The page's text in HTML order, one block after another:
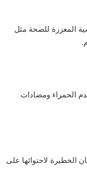
المعززة للصحة مثل
الحمراء ومضادات
الخطيرة لاحتوائها على